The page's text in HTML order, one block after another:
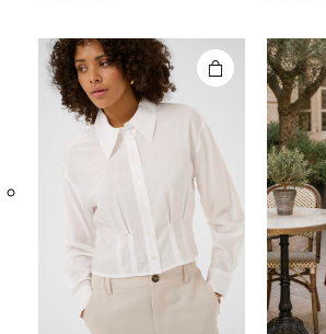
varianter.
De olika
alternativen
kan väljas på
produktsidan